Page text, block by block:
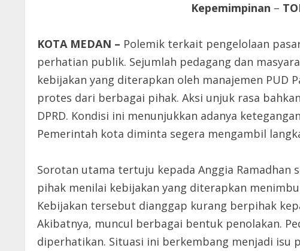
Kepemimpinan –
KOTA MEDAN – Polemik terkait pengelolaan
perhatian publik. Sejumlah pedagang dan
kebijakan yang diterapkan oleh manajemen PUD
protes dari berbagai pihak. Aksi unjuk rasa
DPRD. Kondisi ini menunjukkan adanya
Pemerintah kota diminta segera mengambil
Sorotan utama tertuju kepada Anggia Ramadhan
pihak menilai kebijakan yang diterapkan
Kebijakan tersebut dianggap kurang berpihak
Akibatnya, muncul berbagai bentuk penolakan.
diperhatikan. Situasi ini berkembang menjadi isu